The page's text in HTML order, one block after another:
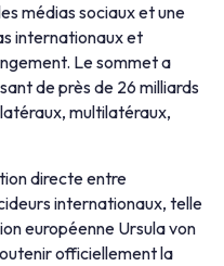
médias sociaux et une
internationaux et
Le sommet a
de près de 26 milliards
multilatéraux,
directe entre
internationaux, telle
européenne Ursula von
officiellement la